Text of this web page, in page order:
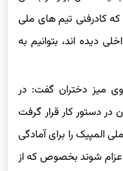
که کادرفنی تیم های ملی
دیده اند، بتوانیم به
میز دختران گفت: در
در دستور کار قرار گرفت
المپیک را برای آمادگی
اعزام شوند بخصوص که از